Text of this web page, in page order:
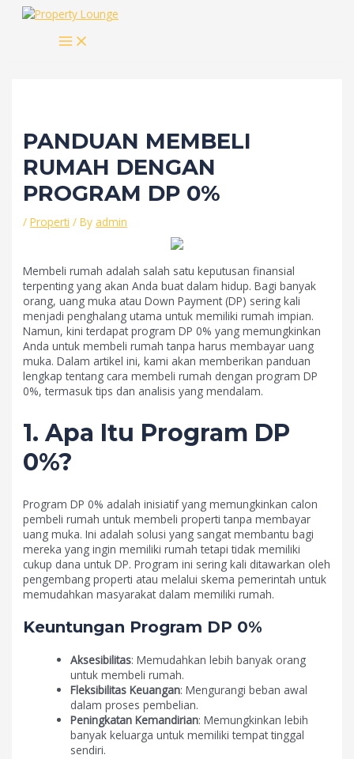
Skip
MAIN
MENU
PANDUAN MEMBELI
RUMAH DENGAN
PROGRAM DP 0%
/Properti / By admin
Membeli rumah adalah salah satu keputusan finansial
terpenting yang akan Anda buat dalam hidup. Bagi banyak
orang, uang muka atau Down Payment (DP) sering kali
menjadi penghalang utama untuk memiliki rumah impian.
Namun, kini terdapat program DP 0% yang memungkinkan
Anda untuk membeli rumah tanpa harus membayar uang
muka. Dalam artikel ini, kami akan memberikan panduan
lengkap tentang cara membeli rumah dengan program DP
0%, termasuk tips dan analisis yang mendalam.
1. Apa Itu Program DP
0%?
Program DP 0% adalah inisiatif yang memungkinkan calon
pembeli rumah untuk membeli properti tanpa membayar
uang muka. Ini adalah solusi yang sangat membantu bagi
mereka yang ingin memiliki rumah tetapi tidak memiliki
cukup dana untuk DP. Program ini sering kali ditawarkan oleh
pengembang properti atau melalui skema pemerintah untuk
memudahkan masyarakat dalam memiliki rumah.
Keuntungan Program DP 0%
Aksesibilitas: Memudahkan lebih banyak orang
untuk membeli rumah.
Fleksibilitas Keuangan: Mengurangi beban awal
dalam proses pembelian.
Peningkatan Kemandirian: Memungkinkan lebih
banyak keluarga untuk memiliki tempat tinggal
sendiri.